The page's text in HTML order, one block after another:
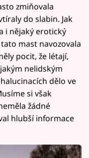
zmiňovala
do slabin. Jak
i nějaký erotický
mast navozovala
pocit, že létají,
nelidským
dělo ve
si však
žádné
hlubší informace